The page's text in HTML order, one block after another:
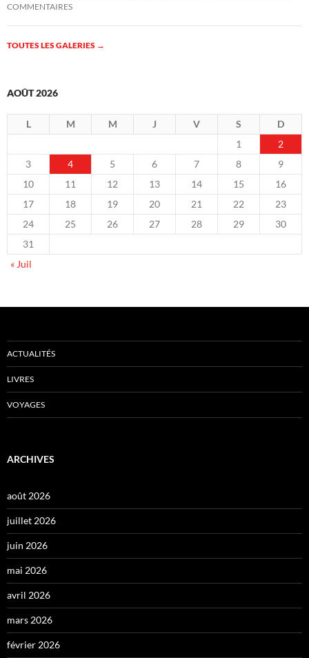
COMMENTAIRES
TOUTES LES GALERIES →
AOÛT 2026
L M M J V S
D
1
2
3
4 5 6 7 8
9
10
11 12 13 14 15
16
17
18 19 20 21 22
23
24
25 26 27 28 29
30
31
« Juil
ACTUALITÉS
LIVRES
VOYAGES
ARCHIVES
août 2026
juillet 2026
juin 2026
mai 2026
avril 2026
mars 2026
février 2026